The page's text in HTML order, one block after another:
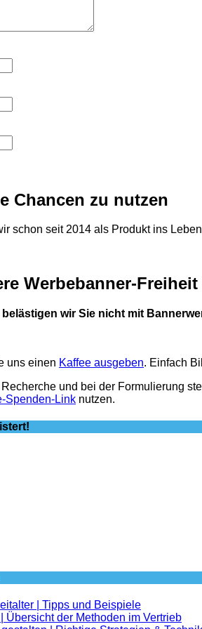
Chancen zu nutzen
schon seit 2014 als Produkt ins
Werbebanner-Freiheit
belästigen wir Sie nicht mit
uns einen Kaffee ausgeben. Einfach
und bei der Formulierung
Spenden-Link nutzen.
| Tipps und Beispiele
Übersicht der Methoden im Vertrieb